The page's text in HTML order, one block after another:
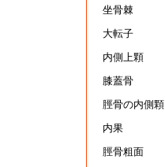
坐骨棘
大転子
内側上顆
膝蓋骨
脛骨の内側顆
内果
脛骨粗面